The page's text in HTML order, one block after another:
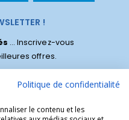
!
... Inscrivez-vous
offres.
Politique de confidentialité
le contenu et les